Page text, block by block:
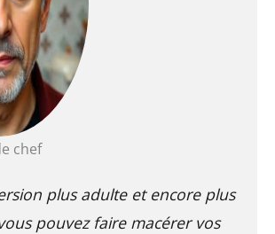
chef
plus adulte et encore plus
pouvez faire macérer vos